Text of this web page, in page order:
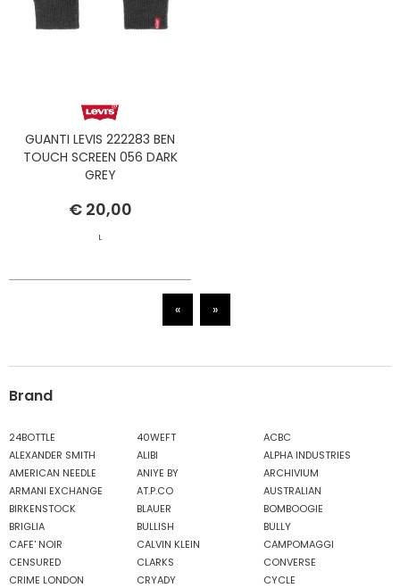
GUANTI LEVIS 222283 BEN
TOUCH SCREEN 056 DARK
GREY
€ 20,00
L
« »
Brand
24BOTTLE 40WEFT
ACBC
ALEXANDER SMITH
ALIBI
ALPHA INDUSTRIES
AMERICAN NEEDLE
ANIYE BY
ARCHIVIUM
ARMANI EXCHANGE
AT.P.CO
AUSTRALIAN
BIRKENSTOCK
BLAUER
BOMBOOGIE
BRIGLIA
BULLISH
BULLY
CAFE' NOIR
CALVIN KLEIN
CAMPOMAGGI
CENSURED
CLARKS
CONVERSE
CRIME LONDON
CRYADY
CYCLE